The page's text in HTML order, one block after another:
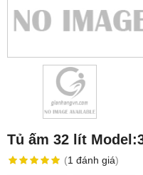
Tủ ấm 32 lít
(1 đánh giá)